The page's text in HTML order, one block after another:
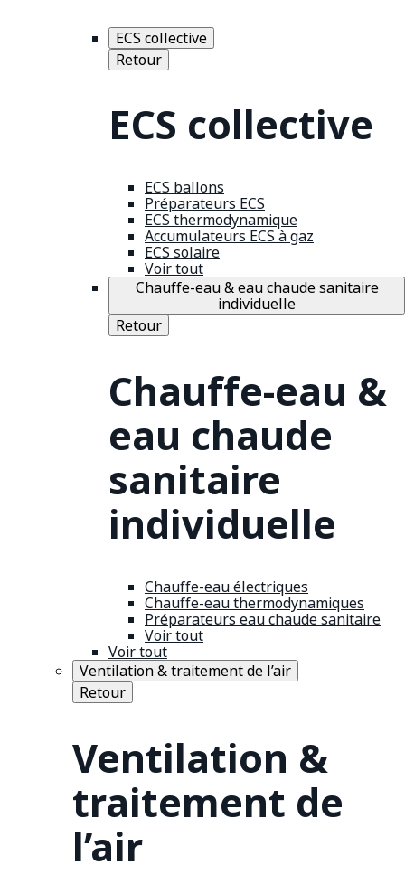
ECS collective
Retour
ECS collective
ECS ballons
Préparateurs ECS
ECS thermodynamique
Accumulateurs ECS à gaz
ECS solaire
Voir tout
Chauffe-eau & eau chaude sanitaire
individuelle
Retour
Chauffe-eau &
eau chaude
sanitaire
individuelle
Chauffe-eau électriques
Chauffe-eau thermodynamiques
Préparateurs eau chaude sanitaire
Voir tout
Voir tout
Ventilation & traitement de l’air
Retour
Ventilation &
traitement de
l’air